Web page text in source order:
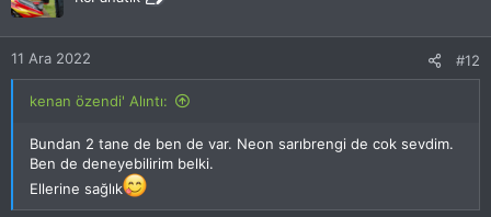
e
r
:
11 Ara 2022 #12
kenan özendi' Alıntı:
Bundan 2 tane de ben de var. Neon sarıbrengi de cok sevdim.
Ben de deneyebilirim belki.
Ellerine sağlık